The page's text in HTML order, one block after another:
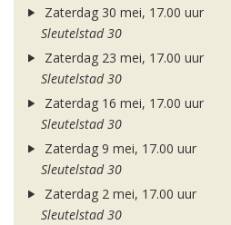
Zaterdag 30 mei, 17.00 uur
Sleutelstad 30
Zaterdag 23 mei, 17.00 uur
Sleutelstad 30
Zaterdag 16 mei, 17.00 uur
Sleutelstad 30
Zaterdag 9 mei, 17.00 uur
Sleutelstad 30
Zaterdag 2 mei, 17.00 uur
Sleutelstad 30